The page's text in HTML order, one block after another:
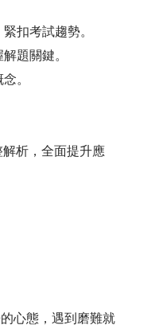
扣考試趨勢。
題關鍵。
。
解析，全面提升應
心態，遇到磨難就